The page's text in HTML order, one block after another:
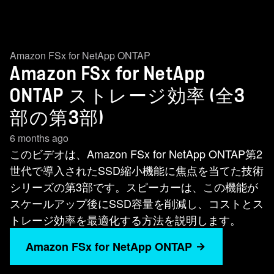
Amazon FSx for NetApp ONTAP
Amazon FSx for NetApp
ONTAP ストレージ効率 (全3
部の第3部)
6 months ago
このビデオは、Amazon FSx for NetApp ONTAP第2
世代で導入されたSSD縮小機能に焦点を当てた技術
シリーズの第3部です。スピーカーは、この機能が
スケールアップ後にSSD容量を削減し、コストとス
トレージ効率を最適化する方法を説明します。
Amazon FSx for NetApp ONTAP